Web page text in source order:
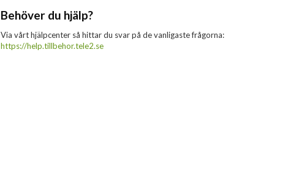
Behöver du hjälp?
Via vårt hjälpcenter så hittar du svar på de vanligaste frågorna:
https://help.tillbehor.tele2.se